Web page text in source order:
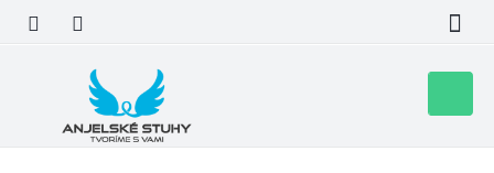
obsah
košík